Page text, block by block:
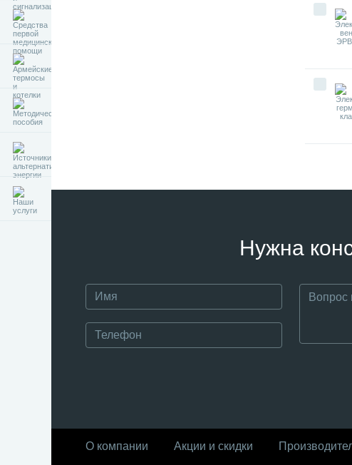
Нужна
О компании Акции и скидки